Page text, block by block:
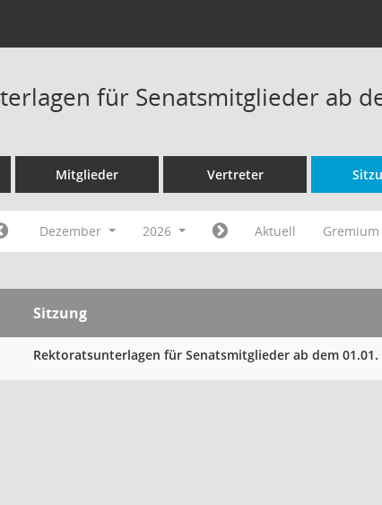
für Senatsmitglieder ab
Mitglieder Vertreter
Dezember 2026 Aktuell
Sitzung
Rektoratsunterlagen für Senatsmitglieder ab dem 01.01.